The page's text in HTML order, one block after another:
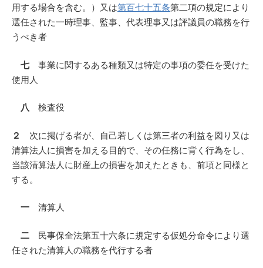
用する場合を含む。）又は第百七十五条第二項の規定により
選任された一時理事、監事、代表理事又は評議員の職務を行
うべき者
七事業に関するある種類又は特定の事項の委任を受けた
使用人
八 検査役
２
次に掲げる者が、自己若しくは第三者の利益を図り又は
清算法人に損害を加える目的で、その任務に背く行為をし、
当該清算法人に財産上の損害を加えたときも、前項と同様と
する。
一 清算人
二 民事保全法第五十六条に規定する仮処分命令により選
任された清算人の職務を代行する者